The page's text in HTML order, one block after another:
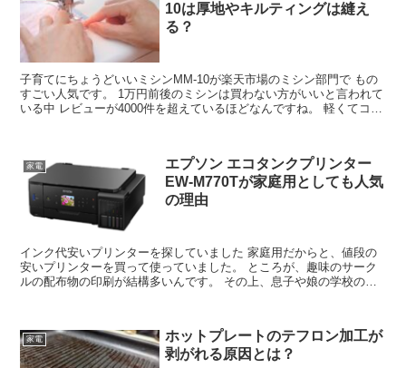
10は厚地やキルティングは縫え
る？
子育てにちょうどいいミシンMM-10が楽天市場のミシン部門で もの
すごい人気です。 1万円前後のミシンは買わない方がいいと言われて
いる中 レビューが4000件を超えているほどなんですね。 軽くてコン
家電
エプソン エコタンクプリンター
EW-M770Tが家庭用としても人気
の理由
インク代安いプリンターを探していました 家庭用だからと、値段の
安いプリンターを買って使っていました。 ところが、趣味のサーク
ルの配布物の印刷が結構多いんです。 その上、息子や娘の学校の課
家電
ホットプレートのテフロン加工が
剥がれる原因とは？